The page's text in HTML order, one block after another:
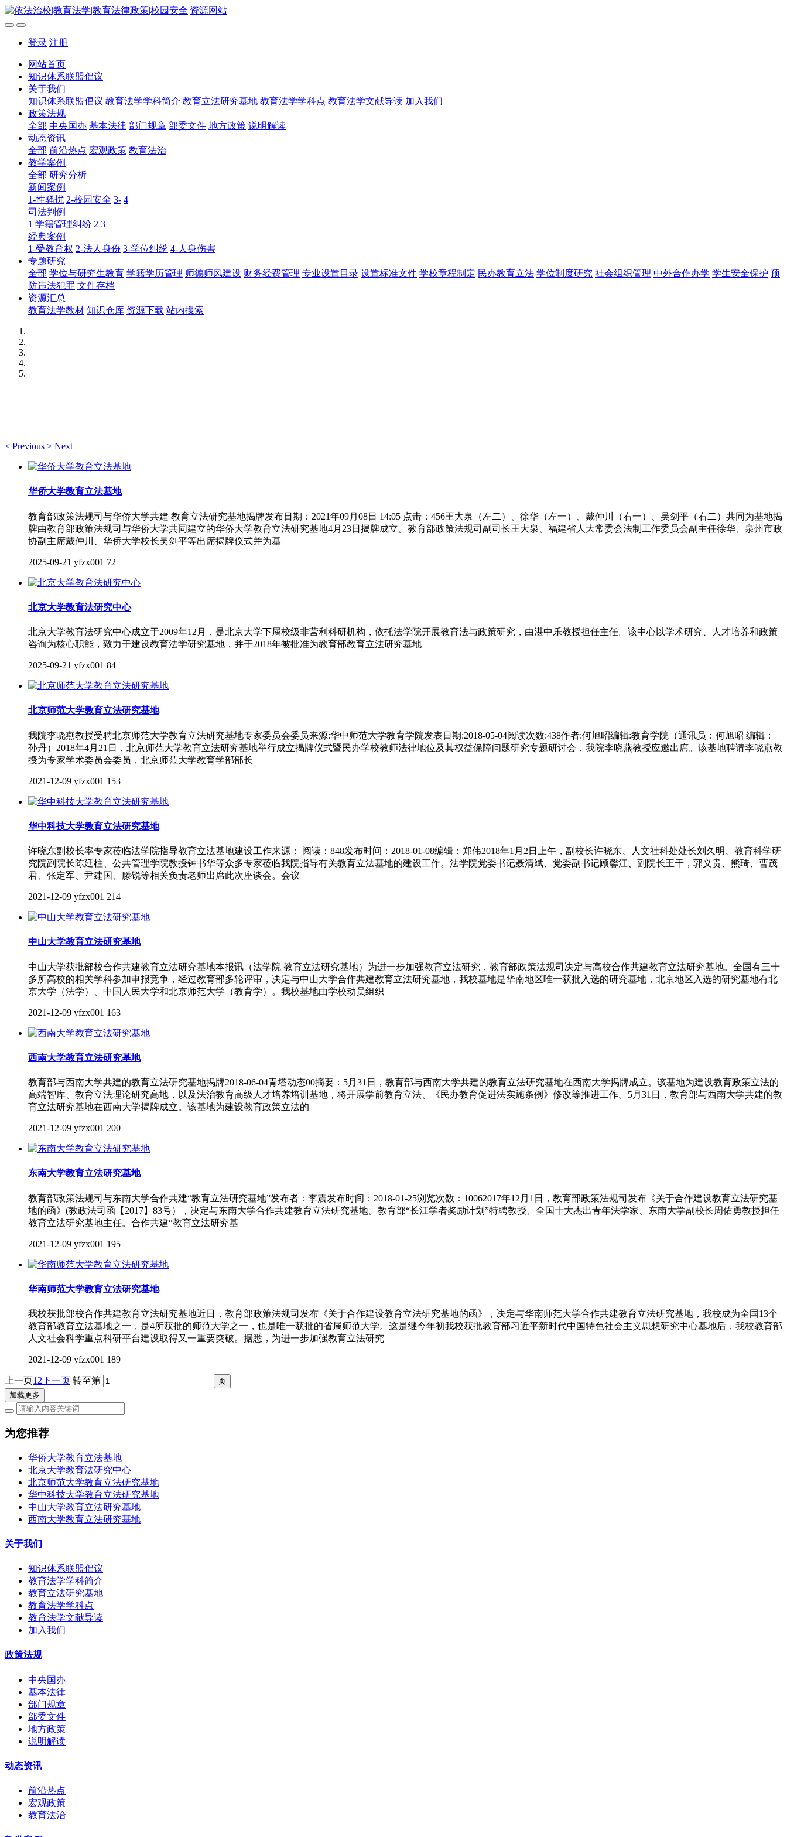
登录 注册
网站首页
知识体系联盟倡议
关于我们
知识体系联盟倡议 教育法学学科简介 教育立法研究基地 教育法学学科点 教育法学文献导读 加入我们
政策法规
全部 中央国办 基本法律 部门规章 部委文件 地方政策 说明解读
动态资讯
全部 前沿热点 宏观政策 教育法治
教学案例
全部 研究分析
新闻案例
1-性骚扰 2-校园安全 3- 4
司法判例
1 学籍管理纠纷 2 3
经典案例
1-受教育权 2-法人身份 3-学位纠纷 4-人身伤害
专题研究
全部 学位与研究生教育 学籍学历管理 师德师风建设 财务经费管理 专业设置目录 设置标准文件 学校章程制定 民办教育立法 学位制度研究 社会组织管理 中外合作办学 学生安全保护 预
防违法犯罪 文件存档
资源汇总
教育法学教材 知识仓库 资源下载 站内搜索
< Previous > Next
华侨大学教育立法基地
教育部政策法规司与华侨大学共建 教育立法研究基地揭牌发布日期：2021年09月08日 14:05 点击：456王大泉（左二）、徐华（左一）、戴仲川（右一）、吴剑平（右二）共同为基地揭
牌由教育部政策法规司与华侨大学共同建立的华侨大学教育立法研究基地4月23日揭牌成立。教育部政策法规司副司长王大泉、福建省人大常委会法制工作委员会副主任徐华、泉州市政
协副主席戴仲川、华侨大学校长吴剑平等出席揭牌仪式并为基
2025-09-21 yfzx001 72
北京大学教育法研究中心
北京大学教育法研究中心成立于2009年12月，是北京大学下属校级非营利科研机构，依托法学院开展教育法与政策研究，由湛中乐教授担任主任。该中心以学术研究、人才培养和政策
咨询为核心职能，致力于建设教育法学研究基地，并于2018年被批准为教育部教育立法研究基地
2025-09-21 yfzx001 84
北京师范大学教育立法研究基地
我院李晓燕教授受聘北京师范大学教育立法研究基地专家委员会委员来源:华中师范大学教育学院发表日期:2018-05-04阅读次数:438作者:何旭昭编辑:教育学院（通讯员：何旭昭 编辑：
孙丹）2018年4月21日，北京师范大学教育立法研究基地举行成立揭牌仪式暨民办学校教师法律地位及其权益保障问题研究专题研讨会，我院李晓燕教授应邀出席。该基地聘请李晓燕教
授为专家学术委员会委员，北京师范大学教育学部部长
2021-12-09 yfzx001 153
华中科技大学教育立法研究基地
许晓东副校长率专家莅临法学院指导教育立法基地建设工作来源： 阅读：848发布时间：2018-01-08编辑：郑伟2018年1月2日上午，副校长许晓东、人文社科处处长刘久明、教育科学研
究院副院长陈廷柱、公共管理学院教授钟书华等众多专家莅临我院指导有关教育立法基地的建设工作。法学院党委书记聂清斌、党委副书记顾馨江、副院长王干，郭义贵、熊琦、曹茂
君、张定军、尹建国、滕锐等相关负责老师出席此次座谈会。会议
2021-12-09 yfzx001 214
中山大学教育立法研究基地
中山大学获批部校合作共建教育立法研究基地本报讯（法学院 教育立法研究基地）为进一步加强教育立法研究，教育部政策法规司决定与高校合作共建教育立法研究基地。全国有三十
多所高校的相关学科参加申报竞争，经过教育部多轮评审，决定与中山大学合作共建教育立法研究基地，我校基地是华南地区唯一获批入选的研究基地，北京地区入选的研究基地有北
京大学（法学）、中国人民大学和北京师范大学（教育学）。我校基地由学校动员组织
2021-12-09 yfzx001 163
西南大学教育立法研究基地
教育部与西南大学共建的教育立法研究基地揭牌2018-06-04青塔动态00摘要：5月31日，教育部与西南大学共建的教育立法研究基地在西南大学揭牌成立。该基地为建设教育政策立法的
高端智库、教育立法理论研究高地，以及法治教育高级人才培养培训基地，将开展学前教育立法、《民办教育促进法实施条例》修改等推进工作。5月31日，教育部与西南大学共建的教
育立法研究基地在西南大学揭牌成立。该基地为建设教育政策立法的
2021-12-09 yfzx001 200
东南大学教育立法研究基地
教育部政策法规司与东南大学合作共建“教育立法研究基地”发布者：李震发布时间：2018-01-25浏览次数：10062017年12月1日，教育部政策法规司发布《关于合作建设教育立法研究基
地的函》(教政法司函【2017】83号），决定与东南大学合作共建教育立法研究基地。教育部“长江学者奖励计划”特聘教授、全国十大杰出青年法学家、东南大学副校长周佑勇教授担任
教育立法研究基地主任。合作共建“教育立法研究基
2021-12-09 yfzx001 195
华南师范大学教育立法研究基地
我校获批部校合作共建教育立法研究基地近日，教育部政策法规司发布《关于合作建设教育立法研究基地的函》，决定与华南师范大学合作共建教育立法研究基地，我校成为全国13个
教育部教育立法基地之一，是4所获批的师范大学之一，也是唯一获批的省属师范大学。这是继今年初我校获批教育部习近平新时代中国特色社会主义思想研究中心基地后，我校教育部
人文社会科学重点科研平台建设取得又一重要突破。据悉，为进一步加强教育立法研究
2021-12-09 yfzx001 189
上一页1 2下一页 转至第
加载更多
为您推荐
华侨大学教育立法基地
北京大学教育法研究中心
北京师范大学教育立法研究基地
华中科技大学教育立法研究基地
中山大学教育立法研究基地
西南大学教育立法研究基地
关于我们
知识体系联盟倡议
教育法学学科简介
教育立法研究基地
教育法学学科点
教育法学文献导读
加入我们
政策法规
中央国办
基本法律
部门规章
部委文件
地方政策
说明解读
动态资讯
前沿热点
宏观政策
教育法治